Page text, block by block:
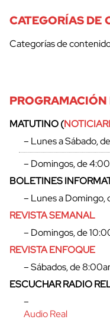
CATEGORÍAS DE
Categorías de
MATUTINO (
– Lunes a Sábado,
– Domingos, de
BOLETINES
– Lunes a
REVISTA SEMANAL
– Domingos, de
REVISTA ENFOQUE
– Sábados, de
ESCUCHAR RADIO
–
Audio Real